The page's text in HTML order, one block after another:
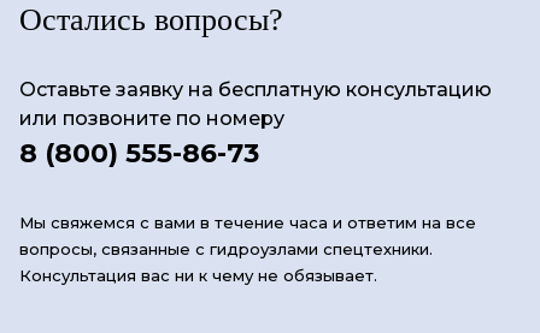
Остались вопросы?
Оставьте заявку на бесплатную консультацию
или позвоните по номеру
8 (800) 555-86-73
Мы свяжемся с вами в течение часа и ответим на все
вопросы, связанные с гидроузлами спецтехники.
Консультация вас ни к чему не обязывает.